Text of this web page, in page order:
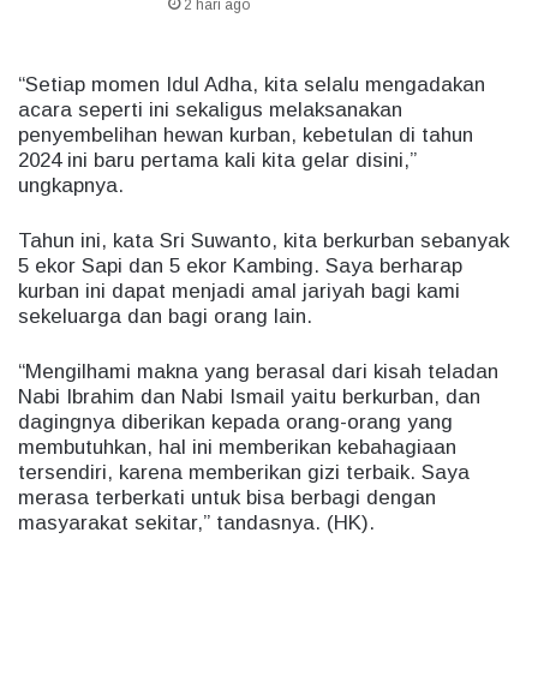
2 hari ago
“Setiap momen Idul Adha, kita selalu mengadakan
acara seperti ini sekaligus melaksanakan
penyembelihan hewan kurban, kebetulan di tahun
2024 ini baru pertama kali kita gelar disini,”
ungkapnya.
Tahun ini, kata Sri Suwanto, kita berkurban sebanyak
5 ekor Sapi dan 5 ekor Kambing. Saya berharap
kurban ini dapat menjadi amal jariyah bagi kami
sekeluarga dan bagi orang lain.
“Mengilhami makna yang berasal dari kisah teladan
Nabi Ibrahim dan Nabi Ismail yaitu berkurban, dan
dagingnya diberikan kepada orang-orang yang
membutuhkan, hal ini memberikan kebahagiaan
tersendiri, karena memberikan gizi terbaik. Saya
merasa terberkati untuk bisa berbagi dengan
masyarakat sekitar,” tandasnya. (HK).